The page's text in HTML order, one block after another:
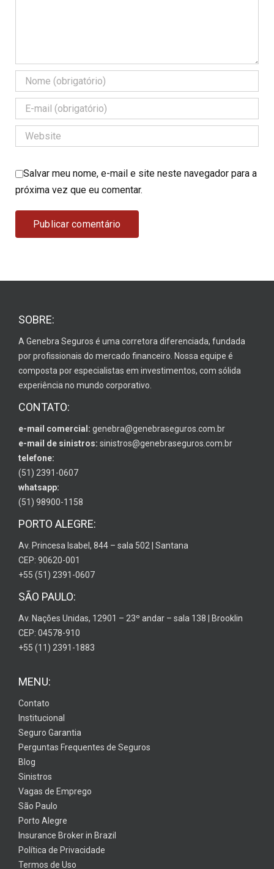
Salvar meu nome, e-mail e site neste navegador para a
próxima vez que eu comentar.
SOBRE:
A Genebra Seguros é uma corretora diferenciada, fundada
por profissionais do mercado financeiro. Nossa equipe é
composta por especialistas em investimentos, com sólida
experiência no mundo corporativo.
CONTATO:
e-mail comercial: genebra@genebraseguros.com.br
e-mail de sinistros: sinistros@genebraseguros.com.br
telefone:
(51) 2391-0607
whatsapp:
(51) 98900-1158
PORTO ALEGRE:
Av. Princesa Isabel, 844 – sala 502 | Santana
CEP: 90620-001
+55 (51) 2391-0607
SÃO PAULO:
Av. Nações Unidas, 12901 – 23º andar – sala 138 | Brooklin
CEP: 04578-910
+55 (11) 2391-1883
MENU:
Contato
Institucional
Seguro Garantia
Perguntas Frequentes de Seguros
Blog
Sinistros
Vagas de Emprego
São Paulo
Porto Alegre
Insurance Broker in Brazil
Política de Privacidade
Termos de Uso